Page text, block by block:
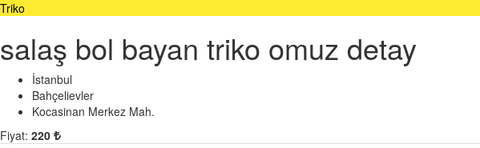
Triko
salaş bol bayan triko omuz detay
İstanbul
Bahçelievler
Kocasinan Merkez Mah.
Fiyat: 220